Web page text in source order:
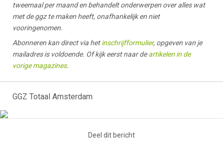
tweemaal per maand en behandelt onderwerpen over alles wat
met de ggz te maken heeft, onafhankelijk en niet
vooringenomen.
Abonneren kan direct via hetinschrijfformulier, opgeven van je
mailadres is voldoende. Of kijk eerst naar deartikelen in de
vorige magazines.
GGZ Totaal Amsterdam
Deel dit bericht